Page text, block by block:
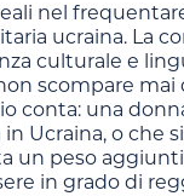
nel
ucraina. La
culturale e
scompare mai
conta: una
Ucraina, o che
un peso
in grado di